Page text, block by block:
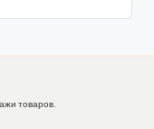
товаров.